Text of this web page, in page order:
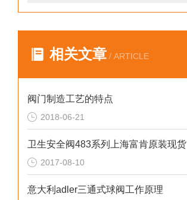
相关文章 / ARTICLE
阀门制造工艺的特点
2018-06-21
卫生安全阀483系列上海富肯原装现货
2017-08-10
意大利adler三通式球阀工作原理